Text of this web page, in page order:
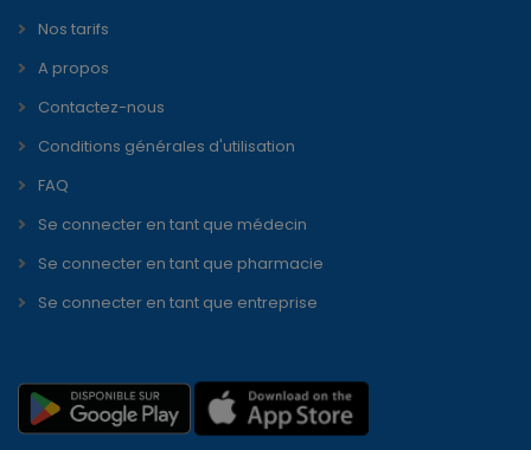
Nos tarifs
A propos
Contactez-nous
Conditions générales d'utilisation
FAQ
Se connecter en tant que médecin
Se connecter en tant que pharmacie
Se connecter en tant que entreprise